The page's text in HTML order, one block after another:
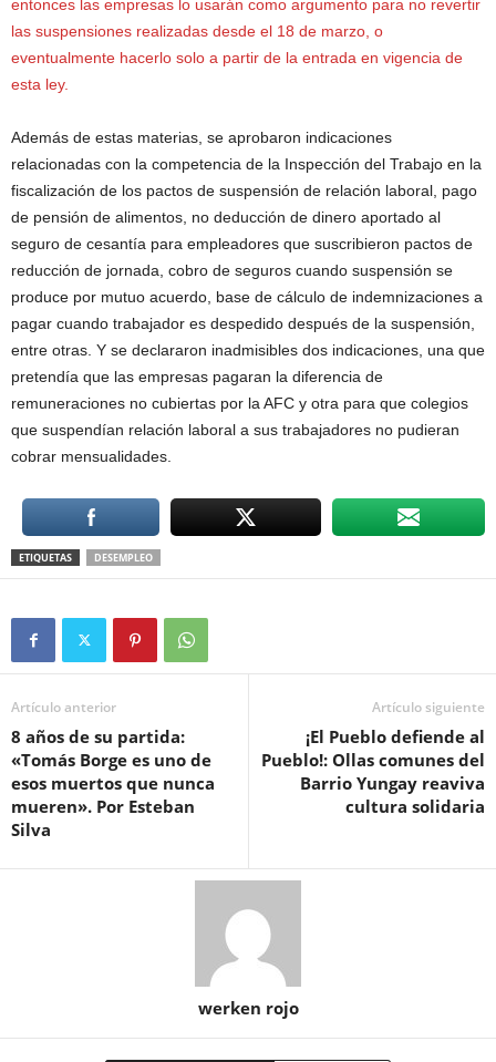
entonces las empresas lo usarán como argumento para no revertir
las suspensiones realizadas desde el 18 de marzo, o
eventualmente hacerlo solo a partir de la entrada en vigencia de
esta ley.
Además de estas materias, se aprobaron indicaciones
relacionadas con la competencia de la Inspección del Trabajo en la
fiscalización de los pactos de suspensión de relación laboral, pago
de pensión de alimentos, no deducción de dinero aportado al
seguro de cesantía para empleadores que suscribieron pactos de
reducción de jornada, cobro de seguros cuando suspensión se
produce por mutuo acuerdo, base de cálculo de indemnizaciones a
pagar cuando trabajador es despedido después de la suspensión,
entre otras. Y se declararon inadmisibles dos indicaciones, una que
pretendía que las empresas pagaran la diferencia de
remuneraciones no cubiertas por la AFC y otra para que colegios
que suspendían relación laboral a sus trabajadores no pudieran
cobrar mensualidades.
ETIQUETAS DESEMPLEO
Artículo anterior
8 años de su partida:
«Tomás Borge es uno de
esos muertos que nunca
mueren». Por Esteban
Silva
Artículo siguiente
¡El Pueblo defiende al
Pueblo!: Ollas comunes del
Barrio Yungay reaviva
cultura solidaria
werken rojo